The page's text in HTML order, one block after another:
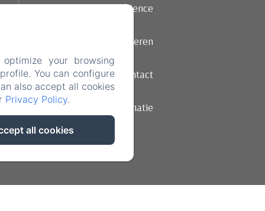
Ambience
Dineren
Contact
Wettelijke informatie
your browsing
You can configure
also accept all cookies
Privacy Policy.
all cookies